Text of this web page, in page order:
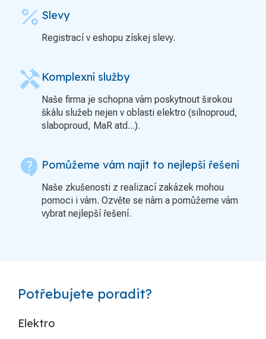
percent Slevy
Registrací v eshopu získej slevy.
handyman Komplexní služby
Naše firma je schopna vám poskytnout širokou
škálu služeb nejen v oblasti elektro (silnoproud,
slaboproud, MaR atd...).
contact_support Pomůžeme vám najít to nejlepší řešení
Naše zkušenosti z realizací zakázek mohou
pomoci i vám. Ozvěte se nám a pomůžeme vám
vybrat nejlepší řešení.
Potřebujete poradit?
Elektro